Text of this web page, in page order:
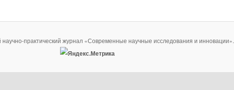
практический журнал «Современные научные исследования и инновации».